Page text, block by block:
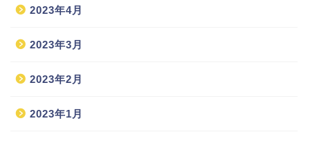
2023年4月
2023年3月
2023年2月
2023年1月